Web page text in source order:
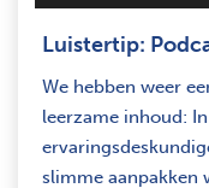
Luistertip:
We hebben weer
leerzame inhoud: In
slimme aanpakken